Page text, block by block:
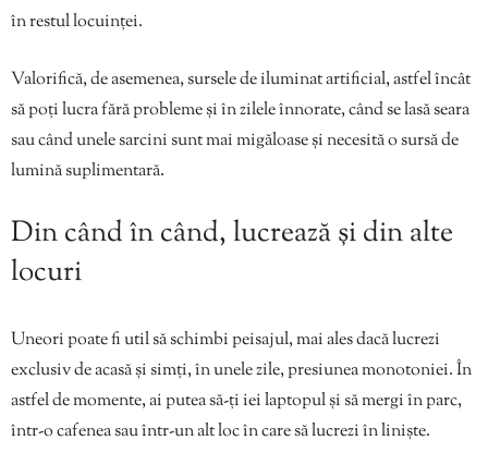
în restul locuinței.
Valorifică, de asemenea, sursele de iluminat artificial, astfel încât
să poți lucra fără probleme și în zilele înnorate, când se lasă seara
sau când unele sarcini sunt mai migăloase și necesită o sursă de
lumină suplimentară.
Din când în când, lucrează și din alte
locuri
Uneori poate fi util să schimbi peisajul, mai ales dacă lucrezi
exclusiv de acasă și simți, în unele zile, presiunea monotoniei. În
astfel de momente, ai putea să-ți iei laptopul și să mergi în parc,
într-o cafenea sau într-un alt loc în care să lucrezi în liniște.